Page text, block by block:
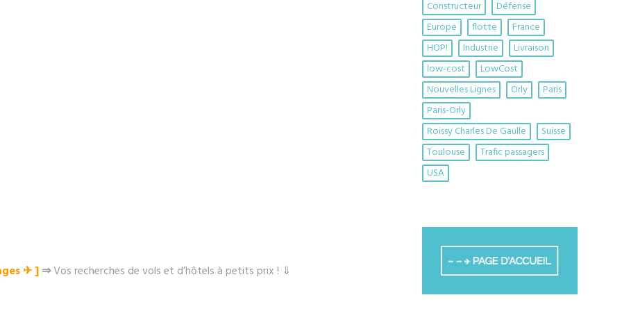
✈︎ ]⇒Vos recherches de vols et d’hôtels à petits prix ! ⇓
Constructeur
Défense
Europe
flotte
France
HOP!
Industrie
Livraison
low-cost
LowCost
Nouvelles Lignes
Orly
Paris
Paris-Orly
Roissy Charles De Gaulle
Suisse
Toulouse
Trafic passagers
USA